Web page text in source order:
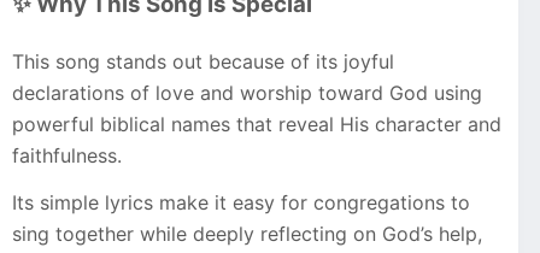
This song stands out because of its joyful
declarations of love and worship toward God using
powerful biblical names that reveal His character and
faithfulness.
Its simple lyrics make it easy for congregations to
sing together while deeply reflecting on God’s help,